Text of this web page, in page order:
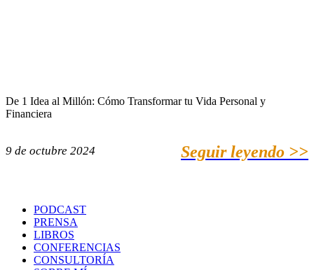
De 1 Idea al Millón: Cómo Transformar tu Vida Personal y
Financiera
9 de octubre 2024 Seguir leyendo >>
PODCAST
PRENSA
LIBROS
CONFERENCIAS
CONSULTORÍA